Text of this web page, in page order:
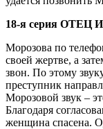
18-я серия ОТЕЦ
Морозова по
своей жертве, а
звон. По этому
преступник
Морозовой звук –
Благодаря
женщина спасена.